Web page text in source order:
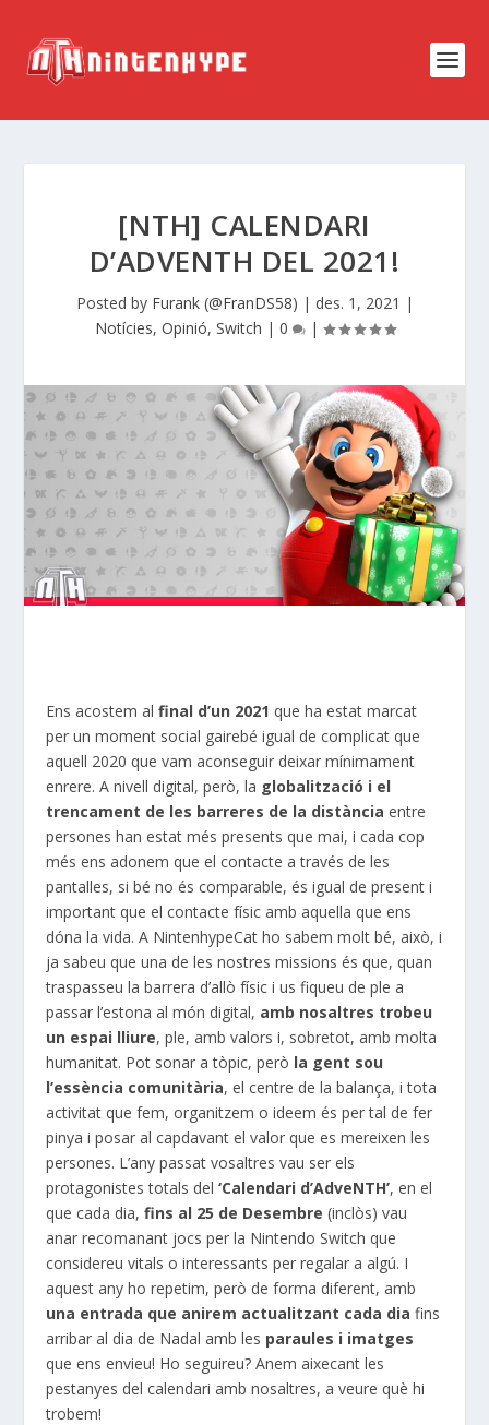
[NTH] CALENDARI
D’ADVENTH DEL 2021!
Posted by Furank (@FranDS58) | des. 1, 2021 |
Notícies, Opinió, Switch | 0 |
Ens acostem alfinal d’un 2021 que ha estat marcat
per un moment social gairebé igual de complicat que
aquell 2020 que vam aconseguir deixar mínimament
enrere. A nivell digital, però, la globalització i el
trencament de les barreres de la distància entre
persones han estat més presents que mai, i cada cop
més ens adonem que el contacte a través de les
pantalles, si bé no és comparable, és igual de present i
important que el contacte físic amb aquella que ens
dóna la vida. A NintenhypeCat ho sabem molt bé, això, i
ja sabeu que una de les nostres missions és que, quan
traspasseu la barrera d’allò físic i us fiqueu de ple a
passar l’estona al món digital, amb nosaltres trobeu
un espai lliure, ple, amb valors i, sobretot, amb molta
humanitat. Pot sonar a tòpic, però la gent sou
l’essència comunitària, el centre de la balança, i tota
activitat que fem, organitzem o ideem és per tal de fer
pinya i posar al capdavant el valor que es mereixen les
persones. L’any passat vosaltres vau ser els
protagonistes totals del‘Calendari d’AdveNTH’, en el
que cada dia,fins al 25 de Desembre (inclòs) vau
anar recomanant jocs per la Nintendo Switch que
considereu vitals o interessants per regalar a algú. I
aquest any ho repetim, però de forma diferent, amb
una entrada que anirem actualitzant cada dia fins
arribar al dia de Nadal amb les paraules i imatges
que ens envieu! Ho seguireu? Anem aixecant les
pestanyes del calendari amb nosaltres, a veure què hi
trobem!